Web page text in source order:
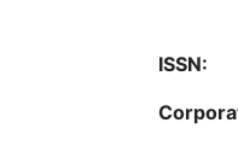
ISSN: